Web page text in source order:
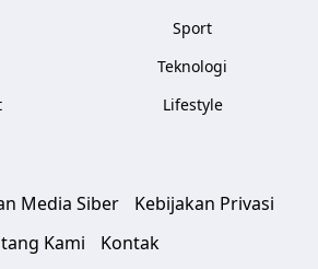
Sport
Teknologi
Lifestyle
Media Siber
Kebijakan Privasi
Kami
Kontak